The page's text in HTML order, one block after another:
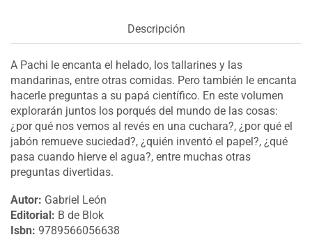
Descripción
A Pachi le encanta el helado, los tallarines y las
mandarinas, entre otras comidas. Pero también le encanta
hacerle preguntas a su papá científico. En este volumen
explorarán juntos los porqués del mundo de las cosas:
¿por qué nos vemos al revés en una cuchara?, ¿por qué el
jabón remueve suciedad?, ¿quién inventó el papel?, ¿qué
pasa cuando hierve el agua?, entre muchas otras
preguntas divertidas.
Autor: Gabriel León
Editorial: B de Blok
Isbn: 9789566056638